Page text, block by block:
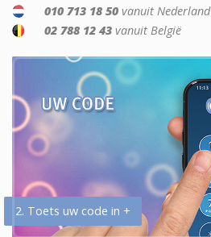
010 713 18 50 vanuit Nederland
02 788 12 43 vanuit België
2. Toets uw code in +